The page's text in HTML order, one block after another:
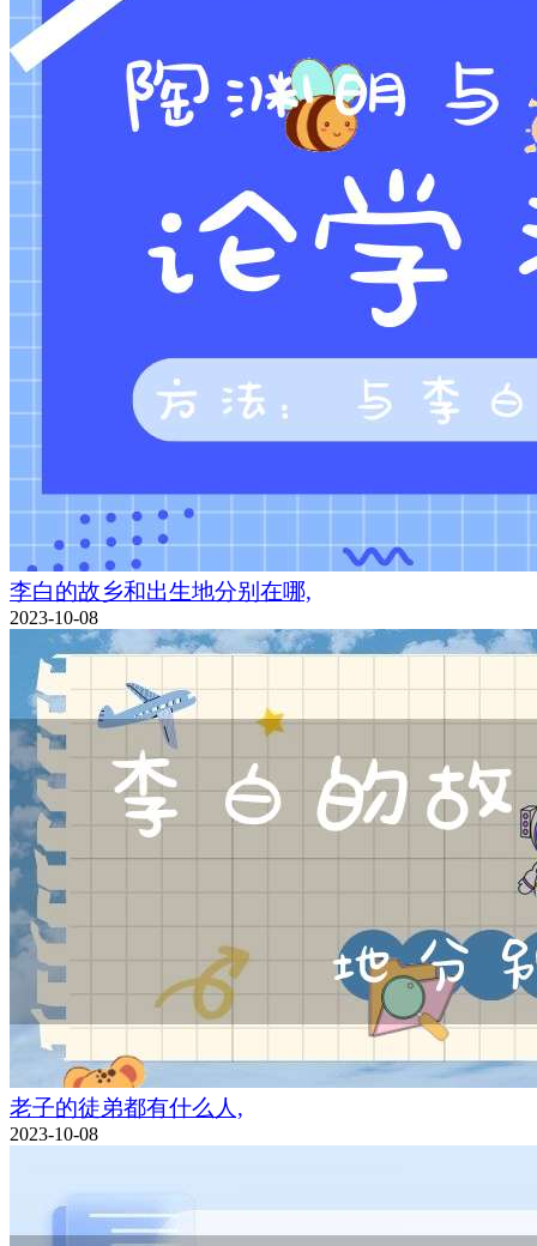
李白的故乡和出生地分别在哪,
2023-10-08
老子的徒弟都有什么人,
2023-10-08